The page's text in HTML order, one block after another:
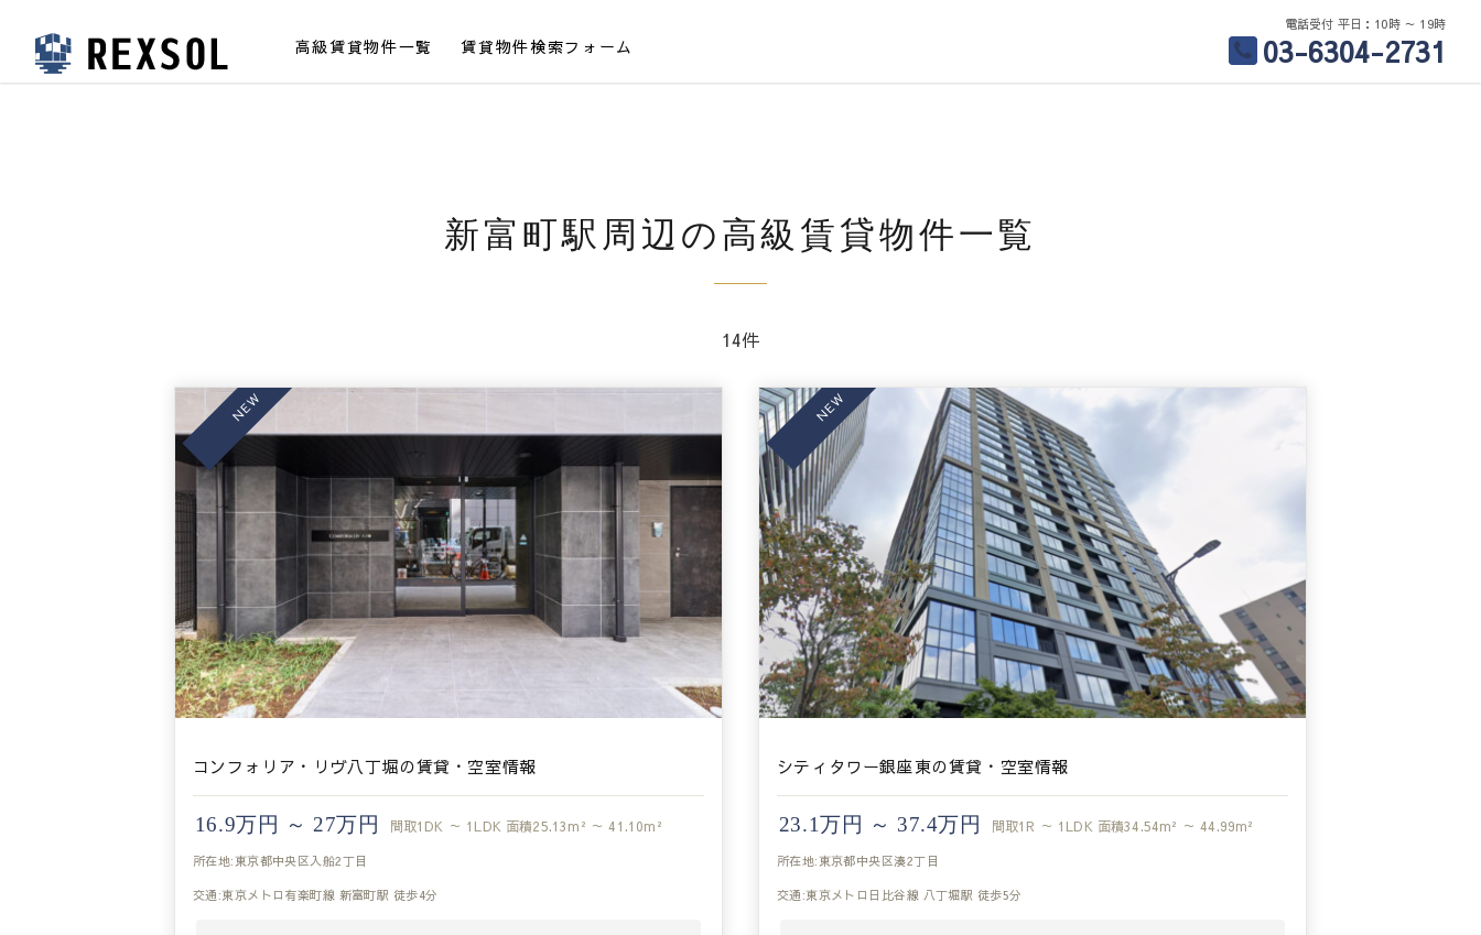
高級賃貸レクソル
高級賃貸物件一覧 賃貸物件検索フォーム
電話受付 平日：10時 ～ 19時
03-6304-2731
新富町駅周辺の高級賃貸物件一覧
14件
NEW
コンフォリア・リヴ八丁堀の賃貸・空室情報
16.9万円 ～ 27万円 間取1DK ～ 1LDK 面積25.13m² ～ 41.10m²
所在地:東京都中央区入船2丁目
交通:東京メトロ有楽町線 新富町駅 徒歩4分
NEW
シティタワー銀座東の賃貸・空室情報
23.1万円 ～ 37.4万円 間取1R ～ 1LDK 面積34.54m² ～ 44.99m²
所在地:東京都中央区湊2丁目
交通:東京メトロ日比谷線 八丁堀駅 徒歩5分